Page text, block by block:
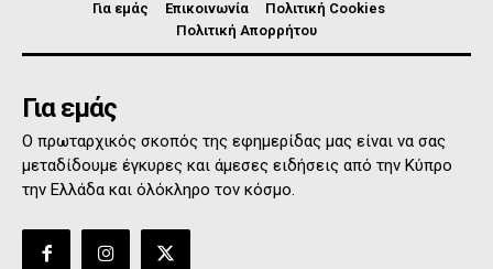
Για εμάς Επικοινωνία
Πολιτική Cookies
Πολιτική Απορρήτου
Για εμάς
Ο πρωταρχικός σκοπός της εφημερίδας μας είναι να σας
μεταδίδουμε έγκυρες και άμεσες ειδήσεις από την Κύπρο
την Ελλάδα και όλόκληρο τον κόσμο.